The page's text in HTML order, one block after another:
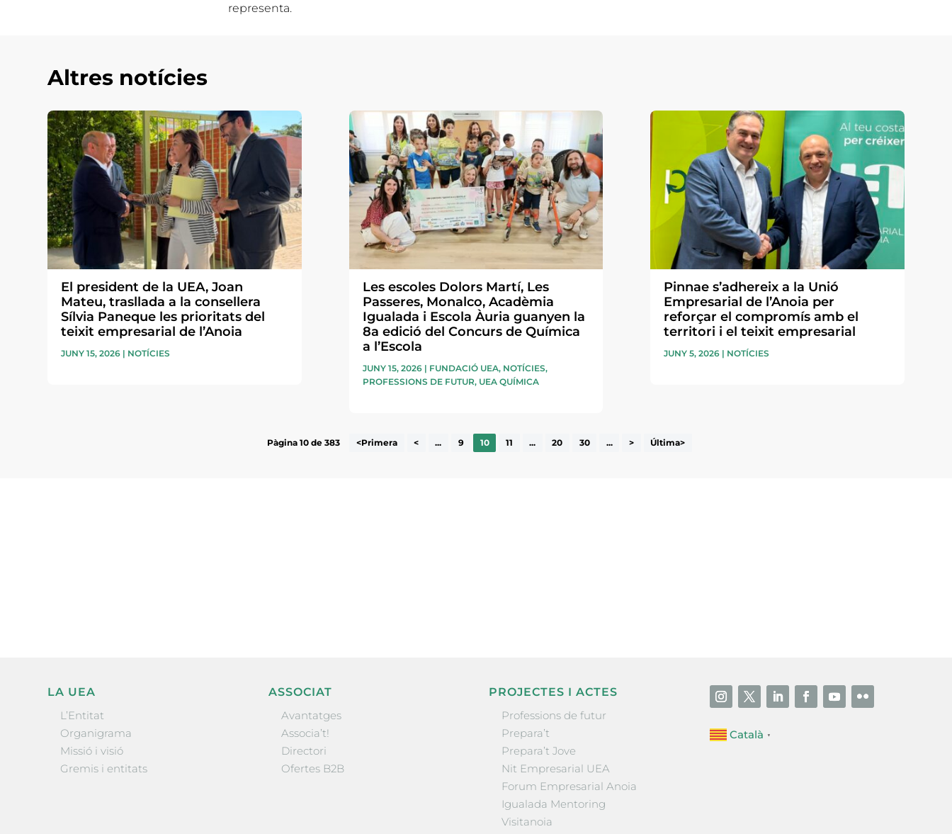
representa.
Altres notícies
El president de la UEA, Joan
Mateu, trasllada a la consellera
Sílvia Paneque les prioritats del
teixit empresarial de l’Anoia
JUNY 15, 2026 | NOTÍCIES
Les escoles Dolors Martí, Les
Passeres, Monalco, Acadèmia
Igualada i Escola Àuria guanyen la
8a edició del Concurs de Química
a l’Escola
JUNY 15, 2026| FUNDACIÓ UEA, NOTÍCIES,
PROFESSIONS DE FUTUR, UEA QUÍMICA
Pinnae s’adhereix a la Unió
Empresarial de l’Anoia per
reforçar el compromís amb el
territori i el teixit empresarial
JUNY 5, 2026| NOTÍCIES
Pàgina 10 de 383 <Primera < ... 9 10 11 ... 20 30 ... > Última>
LA UEA
L’Entitat
Organigrama
Missió i visió
Gremis i entitats
ASSOCIAT
Avantatges
Associa’t!
Directori
Ofertes B2B
PROJECTES I ACTES
Professions de futur
Prepara’t
Prepara’t Jove
Nit Empresarial UEA
Forum Empresarial Anoia
Igualada Mentoring
Visitanoia
Català ▼